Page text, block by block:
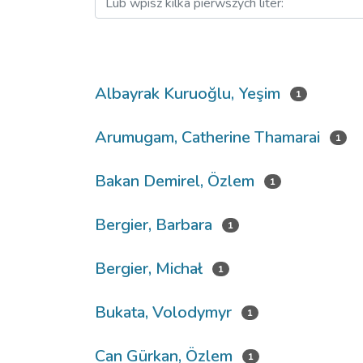
Albayrak Kuruoğlu, Yeşim 1
Arumugam, Catherine Thamarai 1
Bakan Demirel, Özlem 1
Bergier, Barbara 1
Bergier, Michał 1
Bukata, Volodymyr 1
Can Gürkan, Özlem 1